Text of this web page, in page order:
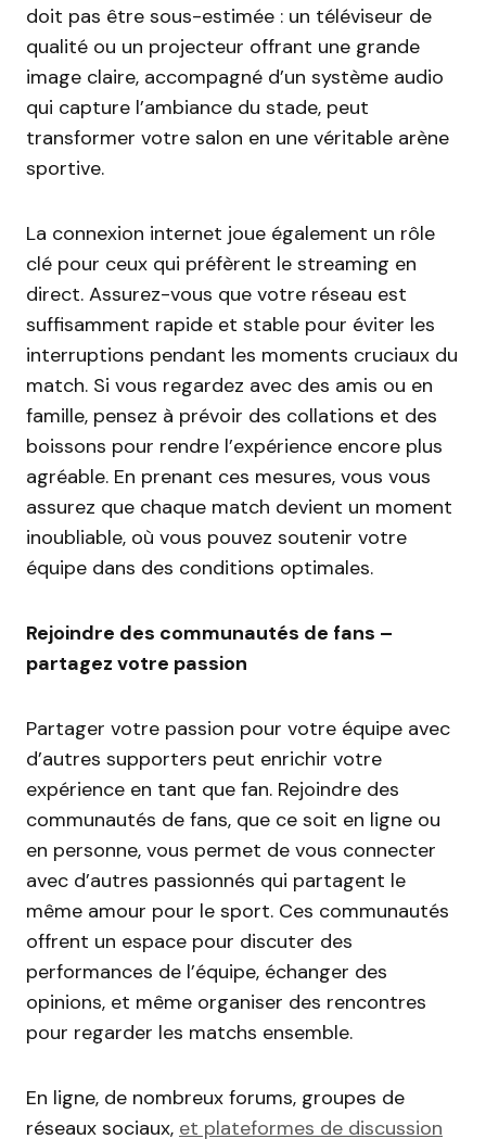
doit pas être sous-estimée : un téléviseur de
qualité ou un projecteur offrant une grande
image claire, accompagné d’un système audio
qui capture l’ambiance du stade, peut
transformer votre salon en une véritable arène
sportive.
La connexion internet joue également un rôle
clé pour ceux qui préfèrent le streaming en
direct. Assurez-vous que votre réseau est
suffisamment rapide et stable pour éviter les
interruptions pendant les moments cruciaux du
match. Si vous regardez avec des amis ou en
famille, pensez à prévoir des collations et des
boissons pour rendre l’expérience encore plus
agréable. En prenant ces mesures, vous vous
assurez que chaque match devient un moment
inoubliable, où vous pouvez soutenir votre
équipe dans des conditions optimales.
Rejoindre des communautés de fans –
partagez votre passion
Partager votre passion pour votre équipe avec
d’autres supporters peut enrichir votre
expérience en tant que fan. Rejoindre des
communautés de fans, que ce soit en ligne ou
en personne, vous permet de vous connecter
avec d’autres passionnés qui partagent le
même amour pour le sport. Ces communautés
offrent un espace pour discuter des
performances de l’équipe, échanger des
opinions, et même organiser des rencontres
pour regarder les matchs ensemble.
En ligne, de nombreux forums, groupes de
réseaux sociaux, et plateformes de discussion